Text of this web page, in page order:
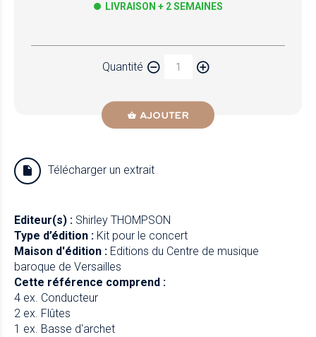
LIVRAISON + 2 SEMAINES
Quantité
AJOUTER
Télécharger un extrait
Editeur(s) : Shirley THOMPSON
Type d’édition : Kit pour le concert
Maison d'édition : Editions du Centre de musique
baroque de Versailles
Cette référence comprend :
4 ex. Conducteur
2 ex. Flûtes
1 ex. Basse d'archet